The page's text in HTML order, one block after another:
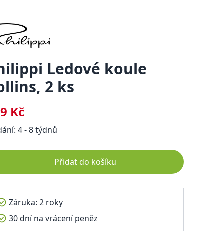
Ledové koule
2 ks
Kč
4 - 8 týdnů
Přidat do košíku
Záruka: 2 roky
30 dní na vrácení peněz